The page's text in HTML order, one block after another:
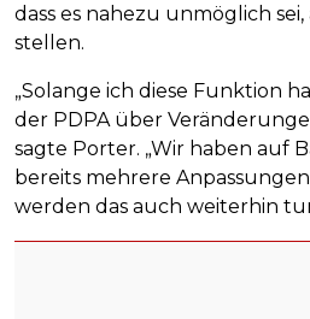
dass es nahezu unmöglich
stellen.
„Solange ich diese Funktion
der PDPA über
sagte Porter. „Wir haben auf
bereits mehrere
werden das auch weiterhin